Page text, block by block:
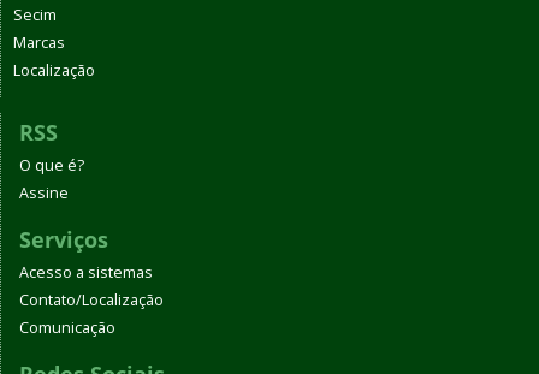
Secim
Marcas
Localização
RSS
O que é?
Assine
Serviços
Acesso a sistemas
Contato/Localização
Comunicação